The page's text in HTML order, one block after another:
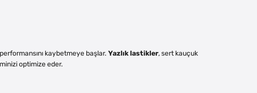
kaybetmeye başlar. Yazlık lastikler, sert kauçuk
optimize eder.